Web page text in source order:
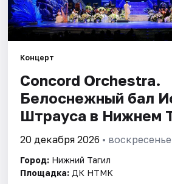
Артисты
Концерт
Concord Orchestra.
Белоснежный бал
Штрауса в Нижнем
20 декабря 2026 • воскресенье
Город: Нижний Тагил
Площадка: ДК НТМК